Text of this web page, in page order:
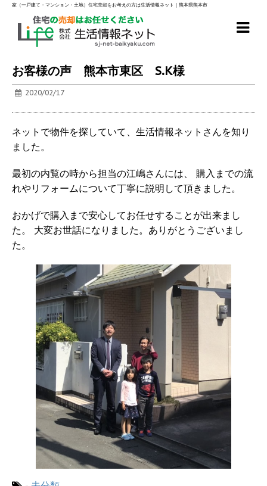
家（一戸建て・マンション・土地）住宅売却をお考えの方は生活情報ネット｜熊本県熊本市
お客様の声 熊本市東区 S.K様
2020/02/17
ネットで物件を探していて、生活情報ネットさんを知り
ました。
最初の内覧の時から担当の江嶋さんには、 購入までの流
れやリフォームについて丁寧に説明して頂きました。
おかげで購入まで安心してお任せすることが出来まし
た。 大変お世話になりました。ありがとうございまし
た。